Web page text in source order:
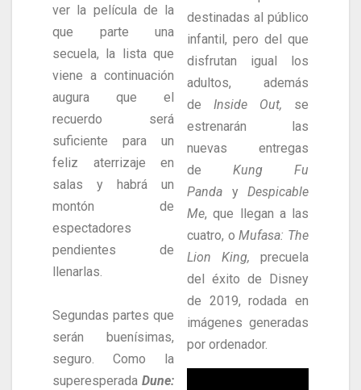
ver la película de la
que parte una
secuela, la lista que
viene a continuación
augura que el
recuerdo será
suficiente para un
feliz aterrizaje en
salas y habrá un
montón de
espectadores
pendientes de
llenarlas.
Segundas partes que
serán buenísimas,
seguro. Como la
superesperada Dune:
destinadas al público
infantil, pero del que
disfrutan igual los
adultos, además
de Inside Out, se
estrenarán las
nuevas entregas
de Kung Fu
Panda y Despicable
Me, que llegan a las
cuatro, o Mufasa: The
Lion King, precuela
del éxito de Disney
de 2019, rodada en
imágenes generadas
por ordenador.